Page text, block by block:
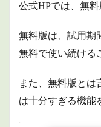
公式HPでは、無
無料版は、試用期
無料で使い続ける
また、 無料版とは
は十分すぎる機能